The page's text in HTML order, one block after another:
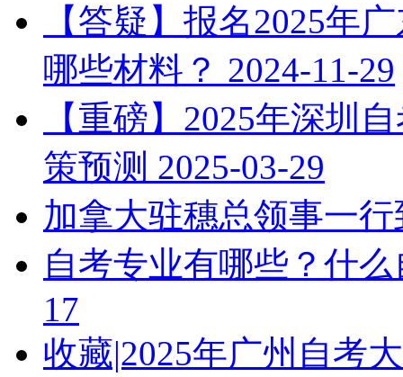
【答疑】报名2025年
哪些材料？ 2024-11-29
【重磅】2025年深圳
策预测 2025-03-29
加拿大驻穗总领事一
自考专业有哪些？什
17
收藏|2025年广州自考